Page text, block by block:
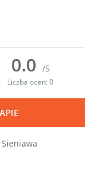
0.0 /5
Liczba ocen:0
Sieniawa